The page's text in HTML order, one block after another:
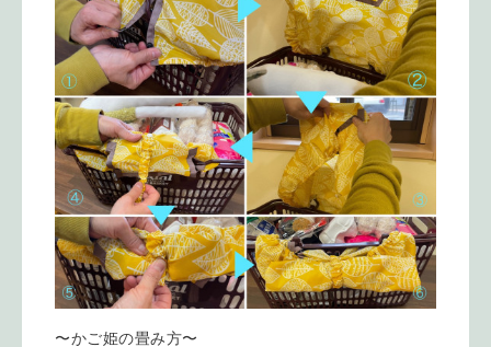
〜かご姫の畳み方〜